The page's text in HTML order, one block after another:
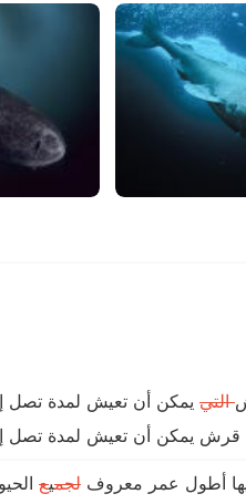
التي
أطول عمر معروف لجميع